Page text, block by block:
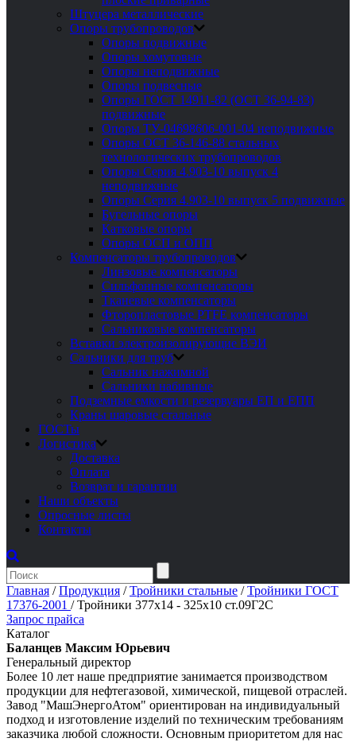
Штуцера металлические
Опоры трубопроводов
Опоры подвижные
Опоры хомутовые
Опоры неподвижные
Опоры подвесные
Опоры ГОСТ 14911-82 (ОСТ 36-94-83)
подвижные
Опоры ТУ-04698606-001-04 неподвижные
Опоры ОСТ 36-146-88 стальных
технологических трубопроводов
Опоры Серия 4.903-10 выпуск 4
неподвижные
Опоры Серия 4.903-10 выпуск 5 подвижные
Бугельные опоры
Катковые опоры
Опоры ОСП и ОПП
Компенсаторы трубопроводов
Линзовые компенсаторы
Сильфонные компенсаторы
Тканевые компенсаторы
Фторопластовые PTFE компенсаторы
Сальниковые компенсаторы
Вставки электроизолирующие ВЭИ
Сальники для труб
Сальник нажимной
Сальники набивные
Подземные емкости и резервуары ЕП и ЕПП
Краны шаровые стальные
ГОСТы
Логистика
Доставка
Оплата
Возврат и гарантии
Наши объекты
Опросные листы
Контакты
Главная /Продукция /Тройники стальные /Тройники ГОСТ
17376-2001 /Тройники 377х14 - 325х10 ст.09Г2С
Запрос прайса
Каталог
Баланцев Максим Юрьевич
Генеральный директор
Более 10 лет наше предприятие занимается производством
продукции для нефтегазовой, химической, пищевой отраслей.
Завод "МашЭнергоАтом" ориентирован на индивидуальный
подход и изготовление изделий по техническим требованиям
заказчика любой сложности. Основным приоритетом для нас